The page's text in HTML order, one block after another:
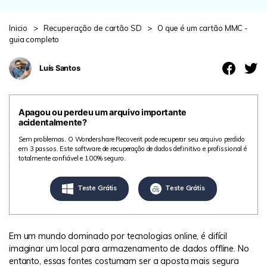
Recupere dados perdidos/excluídos gratuitamente
Teste Grátis
Outros Produtos
Repairit - Reparar Dados
UBackit - Backup de Dados
Inicio > Recuperação de cartão SD >
O que é um cartão MMC -
guia completo
Luís Santos
Apagou ou perdeu um arquivo importante
acidentalmente?
Sem problemas. O Wondershare Recoverit pode recuperar seu arquivo perdido
em 3 passos. Este software de recuperação de dados definitivo e profissional é
totalmente confiável e 100% seguro.
Teste Grátis Teste Grátis
Em um mundo dominado por tecnologias online, é difícil
imaginar um local para armazenamento de dados offline. No
entanto, essas fontes costumam ser a aposta mais segura